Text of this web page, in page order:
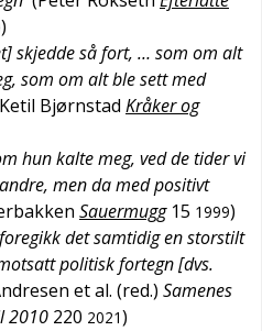
)
skjedde så fort, … som om alt
som om alt ble sett med
Ketil Bjørnstad Kråker og
hun kalte meg, ved de tider vi
men da med positivt
Sauermugg 15 1999)
det samtidig en storstilt
politisk fortegn [dvs.
et al. (red.) Samenes
2010 220 2021)